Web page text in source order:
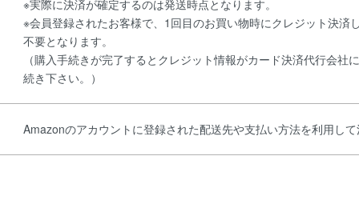
※実際に決済が確定するのは発送時点となります。
※会員登録されたお客様で、1回目のお買い物時にクレジット決済
不要となります。
（購入手続きが完了するとクレジット情報がカード決済代行会
続き下さい。）
Amazonのアカウントに登録された配送先や支払い方法を利用し